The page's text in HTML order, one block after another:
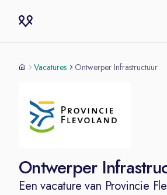
Vacatures Ontwerper Infrastructuur
Ontwerper
Een vacature van Provincie